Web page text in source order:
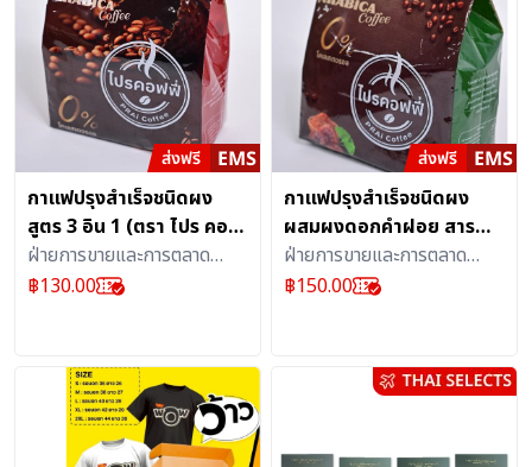
กาแฟปรุงสำเร็จชนิดผง
สูตร 3 อิน 1 (ตรา ไปร คอฟ
ฟี่)
ฝ่ายการขายและการตลาด
ธุรกิจเอส เคิร์ฟ บริษัท
฿130.00
กาแฟปรุงสำเร็จชนิดผง
ผสมผงดอกคำฝอย สาร
สกัดใบแปะก๊วย สารสกัด
เห็ดหลินจือ ผงเถาวัลย์
ฝ่ายการขายและการตลาด
ธุรกิจเอส เคิร์ฟ บริษัท
฿150.00